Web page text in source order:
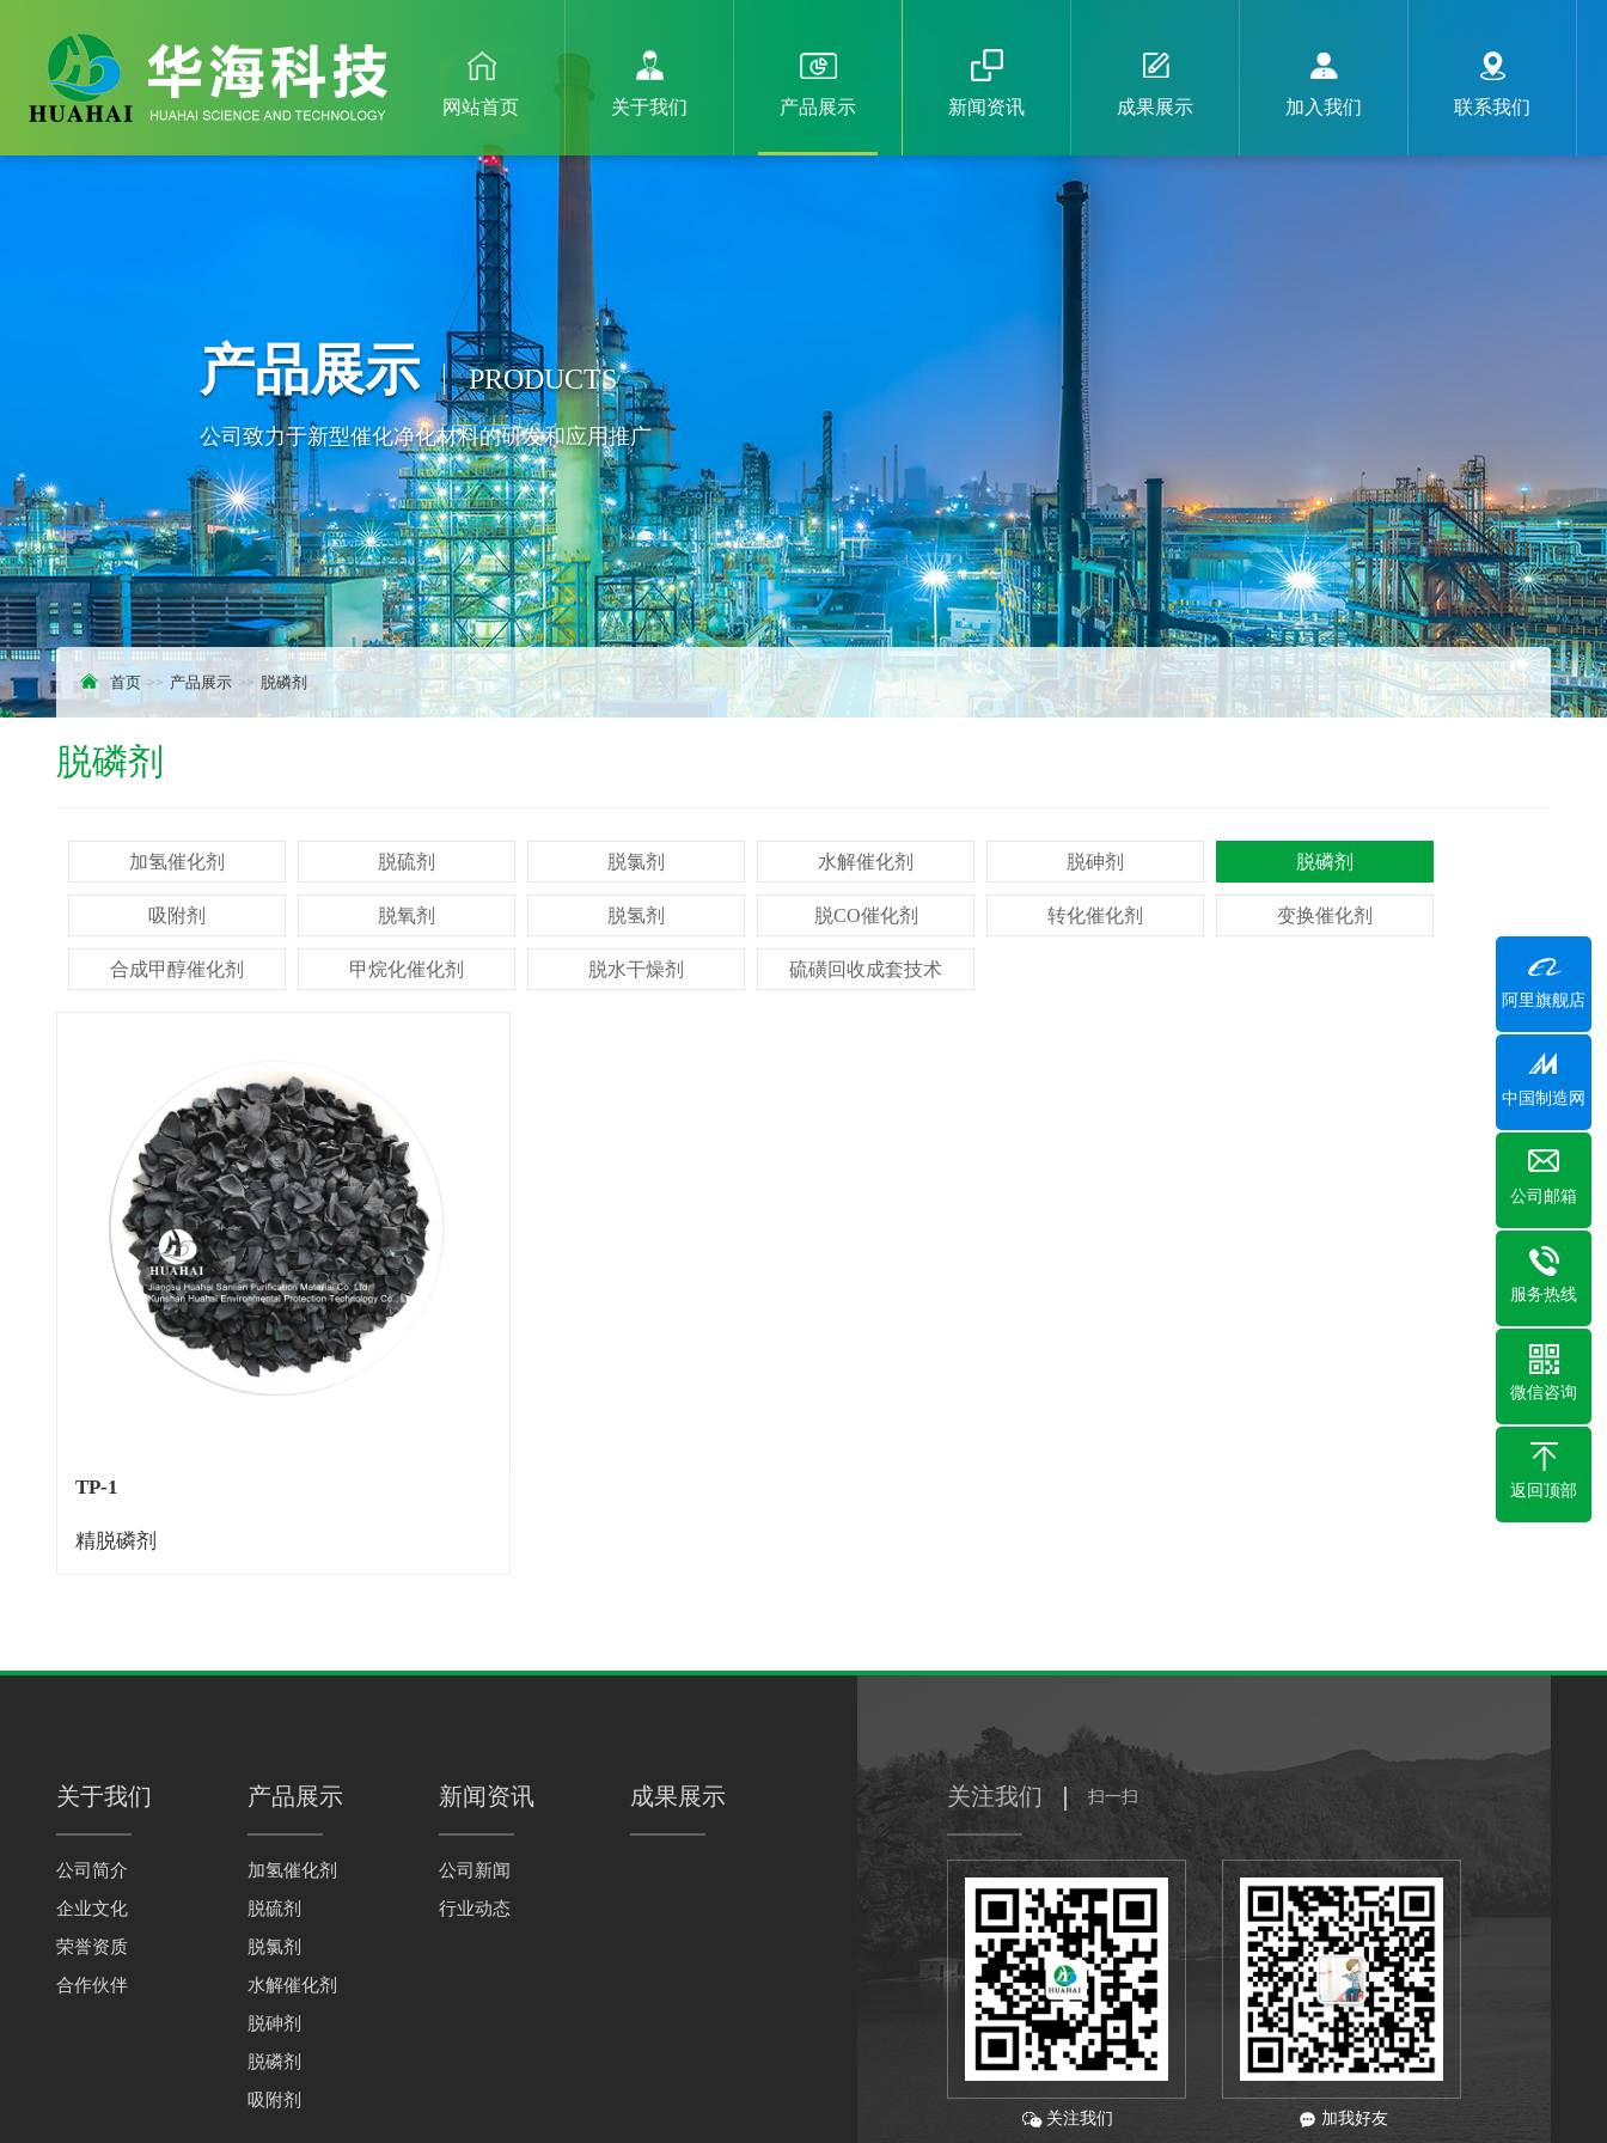
网站首页 关于我们 产品展示 新闻资讯 成果展示 加入我们 联系我们
产品展示 PRODUCTS
公司致力于新型催化净化材料的研发和应用推广
首页 产品展示 脱磷剂
脱磷剂
加氢催化剂 脱硫剂 脱氯剂 水解催化剂 脱砷剂 脱磷剂
吸附剂 脱氧剂 脱氢剂 脱CO催化剂 转化催化剂 变换催化剂
合成甲醇催化剂 甲烷化催化剂 脱水干燥剂 硫磺回收成套技术
TP-1
精脱磷剂
关于我们
公司简介
企业文化
荣誉资质
合作伙伴
产品展示
加氢催化剂
脱硫剂
脱氯剂
水解催化剂
脱砷剂
脱磷剂
吸附剂
新闻资讯
公司新闻
行业动态
成果展示 关注我们 扫一扫
关注我们 加我好友
阿里旗舰店
中国制造网
公司邮箱
服务热线
微信咨询
返回顶部